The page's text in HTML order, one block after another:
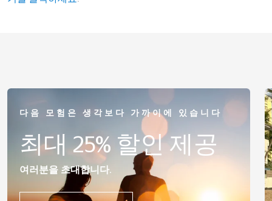
다음 모험은 생각보다 가까이에 있습니다
최대 25% 할인 제공
여러분을 초대합니다.